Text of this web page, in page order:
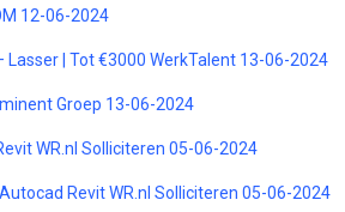
12-06-2024
| Tot €3000 WerkTalent 13-06-2024
Groep 13-06-2024
WR.nl Solliciteren 05-06-2024
Revit WR.nl Solliciteren 05-06-2024